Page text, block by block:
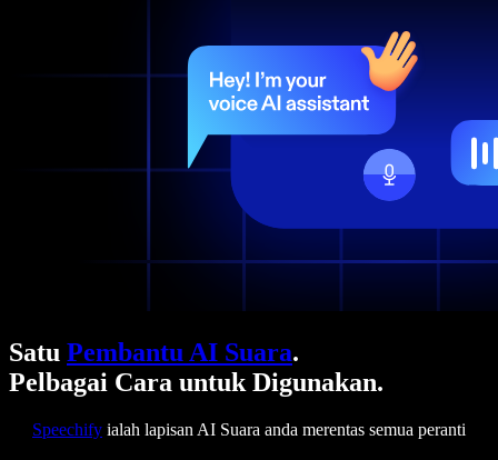
Satu Pembantu AI Suara.
Pelbagai Cara untuk Digunakan.
Speechify ialah lapisan AI Suara anda merentas semua peranti